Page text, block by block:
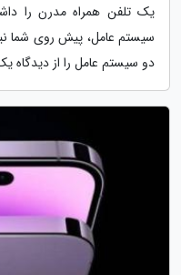
یک تلفن همراه مدرن را
سیستم عامل، پیش روی شما
دو سیستم عامل را از دیدگاه